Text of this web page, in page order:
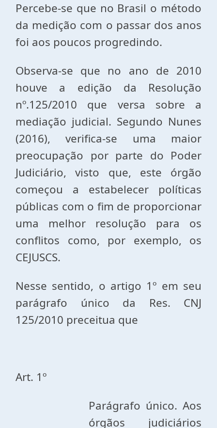
Percebe-se que no Brasil o método
da medição com o passar dos anos
foi aos poucos progredindo.
Observa-se que no ano de 2010
houve a edição da Resolução
nº.125/2010 que versa sobre a
mediação judicial. Segundo Nunes
(2016), verifica-se uma maior
preocupação por parte do Poder
Judiciário, visto que, este órgão
começou a estabelecer políticas
públicas com o fim de proporcionar
uma melhor resolução para os
conflitos como, por exemplo, os
CEJUSCS.
Nesse sentido, o artigo 1º em seu
parágrafo único da Res. CNJ
125/2010 preceitua que
Art. 1º
Parágrafo único. Aos
órgãos judiciários